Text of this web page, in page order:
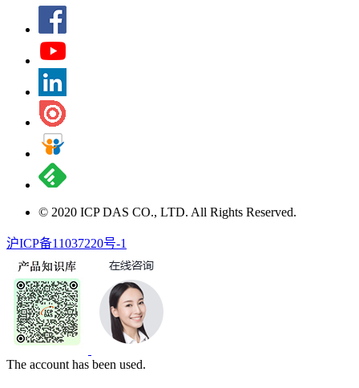
© 2020 ICP DAS CO., LTD. All Rights Reserved.
沪ICP备11037220号-1
The account has been used.